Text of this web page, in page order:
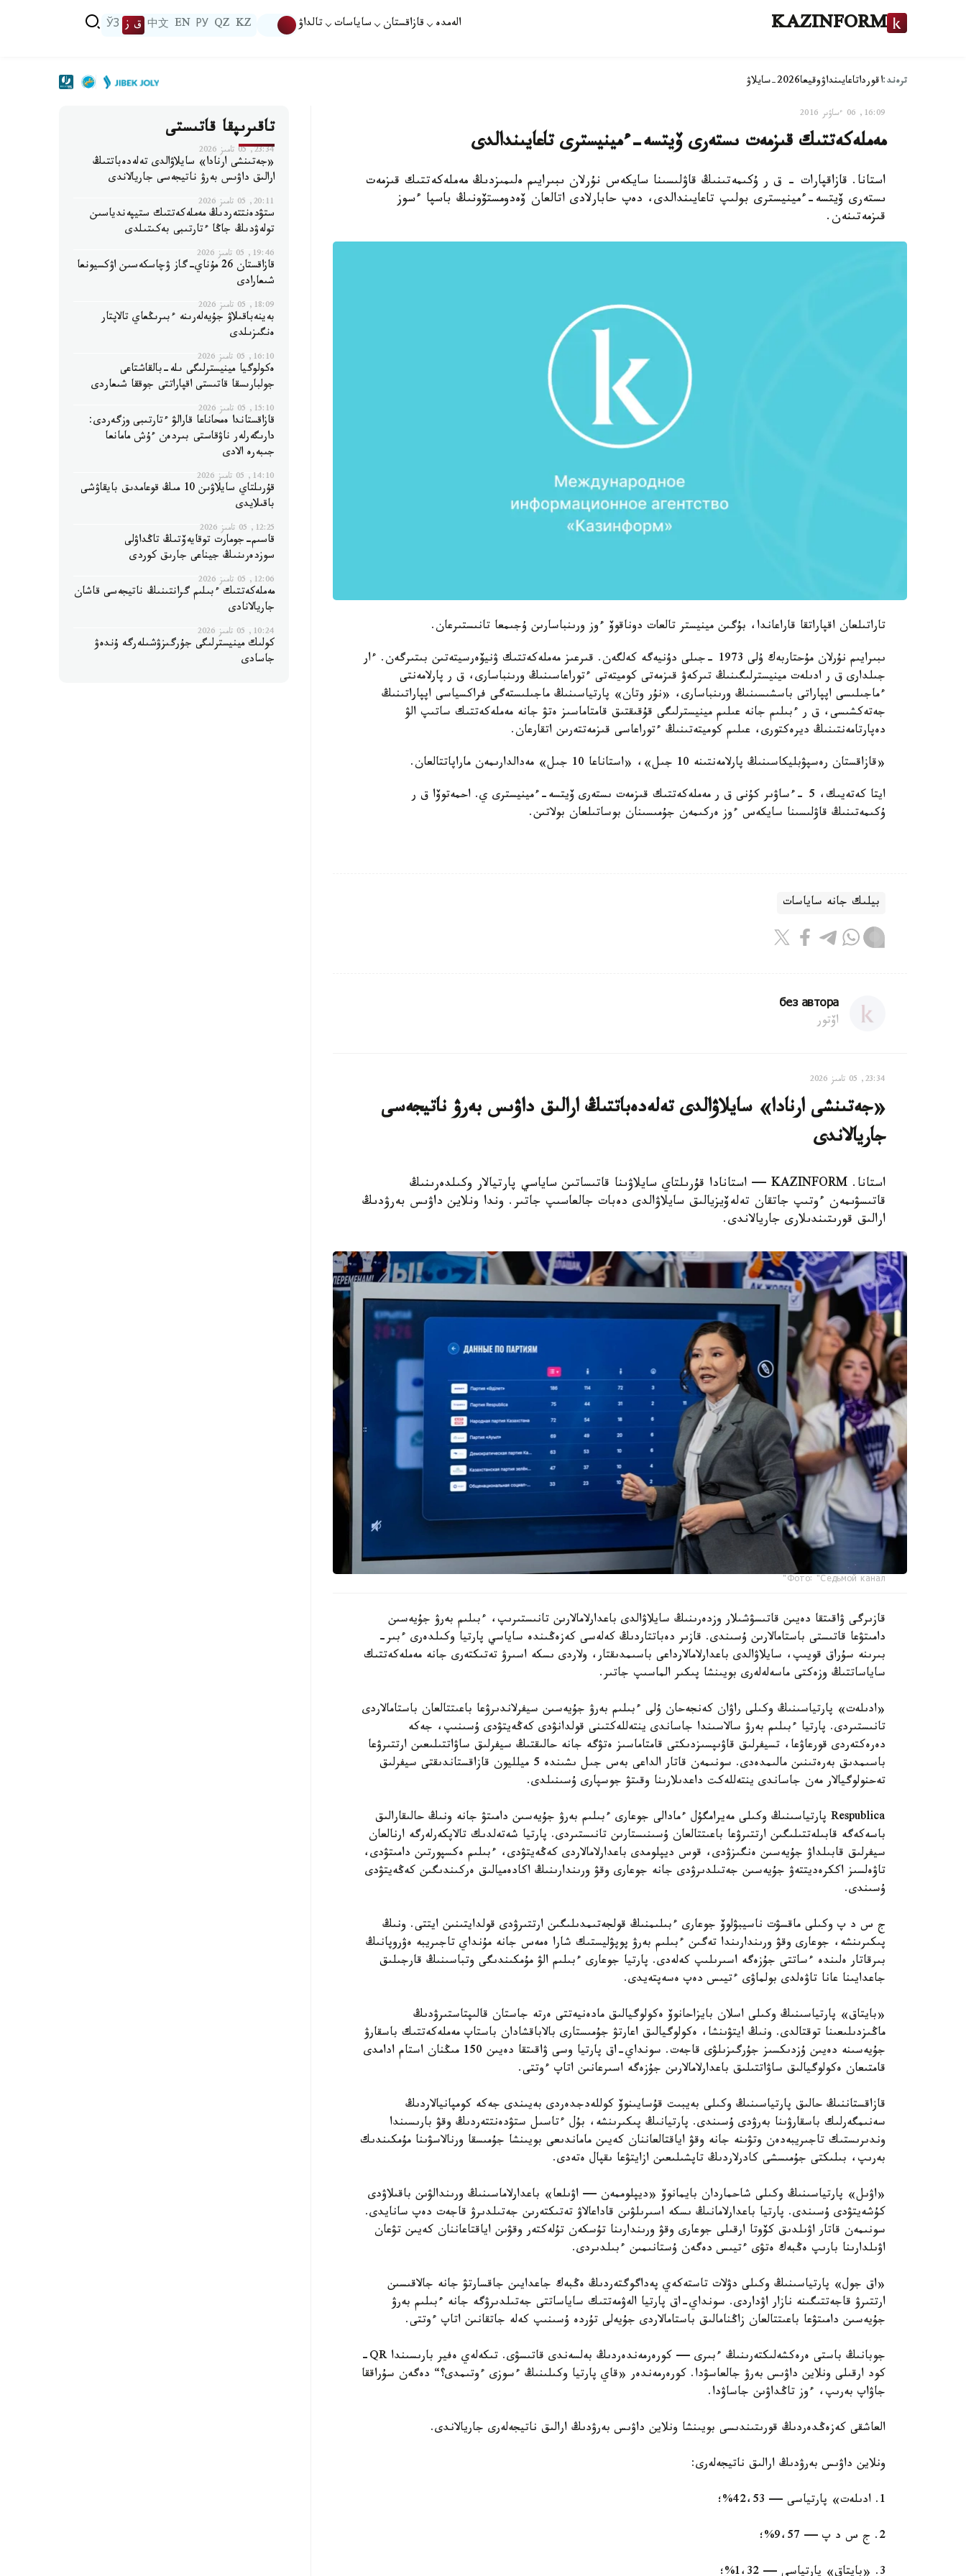
KAZINFORM الەمدە قازاقستان ساياسات تالداۋ KZ
QZ
РУ
EN
中文 ق ز ЎЗ
ترەند:اقورداتاعايىنداۋوقيعا2026-سايلاۋ
16:09, 06 ءساۋىر 2016
مەملەكەتتىك قىزمەت ىستەرى ۆيتسە-ءمينيسترى تاعايىندالدى
استانا. قازاقپارات - ق ر ۇكىمەتىنىڭ قاۋلىسىنا سايكەس نۇرلان ىبىرايىم ەلىمىزدىڭ مەملەكەتتىك قىزمەت
ىستەرى ۆيتسە-ءمينيسترى بولىپ تاعايىندالدى، دەپ حابارلادى اتالعان ۆەدومستۆونىڭ باسپا ءسوز
قىزمەتىنەن.
تاراتىلعان اقپاراتقا قاراعاندا، بۇگىن مينيستر تالعات دوناقوۆ ءوز ورىنباسارىن ۇجىمعا تانىستىرعان.
ىبىرايىم نۇرلان مۇحتاربەك ۇلى 1973 -جىلى دۇنيەگە كەلگەن. قىرعىز مەملەكەتتىك ۋنيۆەرسيتەتىن بىتىرگەن. ءار
جىلدارى ق ر ادىلەت مينيسترلىگىنىڭ تىركەۋ قىزمەتى كوميتەتى ءتوراعاسىنىڭ ورىنباسارى، ق ر پارلامەنتى
ءماجىلىسى اپپاراتى باسشىسىنىڭ ورىنباسارى، «نۇر وتان» پارتياسىنىڭ ماجىلىستەگى فراكسياسى اپپاراتىنىڭ
جەتەكشىسى، ق ر ءبىلىم جانە عىلىم مينيسترلىگى قۇقىقتىق قامتاماسىز ەتۋ جانە مەملەكەتتىك ساتىپ الۋ
دەپارتامەنتىنىڭ ديرەكتورى، عىلىم كوميتەتىنىڭ ءتوراعاسى قىزمەتتەرىن اتقارعان.
«قازاقستان رەسپۋبليكاسىنىڭ پارلامەنتىنە 10 جىل»، «استاناعا 10 جىل» مەدالدارىمەن ماراپاتتالعان.
ايتا كەتەيىك، 5 -ءساۋىر كۇنى ق ر مەملەكەتتىك قىزمەت ىستەرى ۆيتسە-ءمينيسترى ي. احمەتوۆا ق ر
ۇكىمەتىنىڭ قاۋلىسىنا سايكەس ءوز ەركىمەن جۇمىسىنان بوساتىلعان بولاتىن.
بيلىك جانە ساياسات
без автора
اۆتور
23:34, 05 تامىز 2026
«جەتىنشى ارنادا» سايلاۋالدى تەلەدەباتتىڭ ارالىق داۋىس بەرۋ ناتيجەسى
جاريالاندى
استانا. KAZINFORM — استانادا قۇرىلتاي سايلاۋىنا قاتىساتىن ساياسي پارتيالار وكىلدەرىنىڭ
قاتىسۋىمەن ءوتىپ جاتقان تەلەۆيزيالىق سايلاۋالدى دەبات جالعاسىپ جاتىر. وندا ونلاين داۋىس بەرۋدىڭ
ارالىق قورىتىندىلارى جاريالاندى.
Фото: "Седьмой канал"
قازىرگى ۋاقىتقا دەيىن قاتىسۋشىلار وزدەرىنىڭ سايلاۋالدى باعدارلامالارىن تانىستىرىپ، ءبىلىم بەرۋ جۇيەسىن
دامىتۋعا قاتىستى باستامالارىن ۇسىندى. قازىر دەباتتاردىڭ كەلەسى كەزەڭىندە ساياسي پارتيا وكىلدەرى ءبىر-
بىرىنە سۇراق قويىپ، سايلاۋالدى باعدارلامالارداعى باسىمدىقتار، ولاردى ىسكە اسىرۋ تەتىكتەرى جانە مەملەكەتتىك
ساياساتتىڭ وزەكتى ماسەلەلەرى بويىنشا پىكىر الماسىپ جاتىر.
«ادىلەت» پارتياسىنىڭ وكىلى راۋان كەنجەحان ۇلى ءبىلىم بەرۋ جۇيەسىن سيفرلاندىرۋعا باعىتتالعان باستامالاردى
تانىستىردى. پارتيا ءبىلىم بەرۋ سالاسىندا جاساندى ينتەللەكتىنى قولدانۋدى كەڭەيتۋدى ۇسىنىپ، جەكە
دەرەكتەردى قورعاۋعا، تسيفرلىق قاۋىپسىزدىكتى قامتاماسىز ەتۋگە جانە حالىقتىڭ سيفرلىق ساۋاتتىلىعىن ارتتىرۋعا
باسىمدىق بەرەتىنىن مالىمدەدى. سونىمەن قاتار الداعى بەس جىل ىشىندە 5 ميلليون قازاقستاندىقتى سيفرلىق
تەحنولوگيالار مەن جاساندى ينتەللەكت داعدىلارىنا وقىتۋ جوسپارى ۇسىنىلدى.
Respublica پارتياسىنىڭ وكىلى مەيرامگۇل ءمادالى جوعارى ءبىلىم بەرۋ جۇيەسىن دامىتۋ جانە ونىڭ حالىقارالىق
باسەكەگە قابىلەتتىلىگىن ارتتىرۋعا باعىتتالعان ۇسىنىستارىن تانىستىردى. پارتيا شەتەلدىك تالاپكەرلەرگە ارنالعان
سيفرلىق قابىلداۋ جۇيەسىن ەنگىزۋدى، قوس ديپلومدى باعدارلامالاردى كەڭەيتۋدى، ءبىلىم ەكسپورتىن دامىتۋدى،
تاۋەلسىز اككرەديتتەۋ جۇيەسىن جەتىلدىرۋدى جانە جوعارى وقۋ ورىندارىنىڭ اكادەميالىق ەركىندىگىن كەڭەيتۋدى
ۇسىندى.
ج س د پ وكىلى ماقسۋت ناسيبۋلوۆ جوعارى ءبىلىمنىڭ قولجەتىمدىلىگىن ارتتىرۋدى قولدايتىنىن ايتتى. ونىڭ
پىكىرىنشە، جوعارى وقۋ ورىندارىندا تەگىن ءبىلىم بەرۋ پوپۋليستىك شارا ەمەس جانە مۇنداي تاجىريبە ەۋروپانىڭ
بىرقاتار ەلىندە ءساتتى جۇزەگە اسىرىلىپ كەلەدى. پارتيا جوعارى ءبىلىم الۋ مۇمكىندىگى وتباسىنىڭ قارجىلىق
جاعدايىنا عانا تاۋەلدى بولماۋى ءتيىس دەپ ەسەپتەيدى.
«بايتاق» پارتياسىنىڭ وكىلى اسلان بايزاحانوۆ ەكولوگيالىق مادەنيەتتى ەرتە جاستان قالىپتاستىرۋدىڭ
ماڭىزدىلىعىنا توقتالدى. ونىڭ ايتۋىنشا، ەكولوگيالىق اعارتۋ جۇمىستارى بالاباقشادان باستاپ مەملەكەتتىك باسقارۋ
جۇيەسىنە دەيىن ۇزدىكسىز جۇرگىزىلۋى قاجەت. سونداي-اق پارتيا وسى ۋاقىتقا دەيىن 150 مىڭنان استام ادامدى
قامتىعان ەكولوگيالىق ساۋاتتىلىق باعدارلامالارىن جۇزەگە اسىرعانىن اتاپ ءوتتى.
قازاقستاننىڭ حالىق پارتياسىنىڭ وكىلى بەيبىت قۇسايىنوۆ كوللەدجدەردى بەيىندى جەكە كومپانيالاردىڭ
سەنىمگەرلىك باسقارۋىنا بەرۋدى ۇسىندى. پارتيانىڭ پىكىرىنشە، بۇل ءتاسىل ستۋدەنتتەردىڭ وقۋ بارىسىندا
وندىرىستىك تاجىريبەدەن وتۋىنە جانە وقۋ اياقتالعاننان كەيىن ماماندىعى بويىنشا جۇمىسقا ورنالاسۋىنا مۇمكىندىك
بەرىپ، بىلىكتى جۇمىسشى كادرلاردىڭ تاپشىلىعىن ازايتۋعا ىقپال ەتەدى.
«اۋىل» پارتياسىنىڭ وكىلى شاحماردان بايمانوۆ «ديپلوممەن — اۋىلعا» باعدارلاماسىنىڭ ورىندالۋىن باقىلاۋدى
كۇشەيتۋدى ۇسىندى. پارتيا باعدارلامانىڭ ىسكە اسىرىلۋىن قاداعالاۋ تەتىكتەرىن جەتىلدىرۋ قاجەت دەپ سانايدى.
سونىمەن قاتار اۋىلدىق كۆوتا ارقىلى جوعارى وقۋ ورىندارىنا تۇسكەن تۇلەكتەر وقۋىن اياقتاعاننان كەيىن تۋعان
اۋىلدارىنا بارىپ ەڭبەك ەتۋى ءتيىس دەگەن ۇستانىمىن ءبىلدىردى.
«اق جول» پارتياسىنىڭ وكىلى دۋلات تاستەكەي پەداگوگتەردىڭ ەڭبەك جاعدايىن جاقسارتۋ جانە جالاقىسىن
ارتتىرۋ قاجەتتىگىنە نازار اۋداردى. سونداي-اق پارتيا الەۋمەتتىك ساياساتتى جەتىلدىرۋگە جانە ءبىلىم بەرۋ
جۇيەسىن دامىتۋعا باعىتتالعان زاڭنامالىق باستامالاردى جۇيەلى تۇردە ۇسىنىپ كەلە جاتقانىن اتاپ ءوتتى.
جوبانىڭ باستى ەرەكشەلىكتەرىنىڭ ءبىرى — كورەرمەندەردىڭ بەلسەندى قاتىسۋى. تىكەلەي ەفير بارىسىندا QR-
كود ارقىلى ونلاين داۋىس بەرۋ جالعاسۋدا. كورەرمەندەر «قاي پارتيا وكىلىنىڭ ءسوزى ءوتىمدى؟“ دەگەن سۇراققا
جاۋاپ بەرىپ، ءوز تاڭداۋىن جاساۋدا.
العاشقى كەزەڭدەردىڭ قورىتىندىسى بويىنشا ونلاين داۋىس بەرۋدىڭ ارالىق ناتيجەلەرى جاريالاندى.
ونلاين داۋىس بەرۋدىڭ ارالىق ناتيجەلەرى:
1. ادىلەت» پارتياسى — 42،53%؛
2. ج س د پ — 9،57%؛
3. «بايتاق» پارتياسى — 1،32%؛
تاقىرىپقا قاتىستى
23:34, 05 تامىز 2026
«جەتىنشى ارنادا» سايلاۋالدى تەلەدەباتتىڭ
ارالىق داۋىس بەرۋ ناتيجەسى جاريالاندى
20:11, 05 تامىز 2026
ستۋدەنتتەردىڭ مەملەكەتتىك ستيپەندياسىن
تولەۋدىڭ جاڭا ءتارتىبى بەكىتىلدى
19:46, 05 تامىز 2026
قازاقستان 26 مۇناي-گاز ۋچاسكەسىن اۋكسيونعا
شىعارادى
18:09, 05 تامىز 2026
بەينەباقىلاۋ جۇيەلەرىنە ءبىرىڭعاي تالاپتار
ەنگىزىلدى
16:10, 05 تامىز 2026
ەكولوگيا مينيسترلىگى ىلە-بالقاشتاعى
جولبارىسقا قاتىستى اقپاراتتى جوققا شىعاردى
15:10, 05 تامىز 2026
قازاقستاندا ەمحاناعا قارالۋ ءتارتىبى وزگەردى:
دارىگەرلەر ناۋقاستى بىردەن ءۇش مامانعا
جىبەرە الادى
14:10, 05 تامىز 2026
قۇرىلتاي سايلاۋىن 10 مىڭ قوعامدىق بايقاۋشى
باقىلايدى
12:25, 05 تامىز 2026
قاسىم-جومارت توقايەۆتىڭ تاڭداۋلى
سوزدەرىنىڭ جيناعى جارىق كوردى
12:06, 05 تامىز 2026
مەملەكەتتىك ءبىلىم گرانتىنىڭ ناتيجەسى قاشان
جاريالانادى
10:24, 05 تامىز 2026
كولىك مينيسترلىگى جۇرگىزۋشىلەرگە ۇندەۋ
جاسادى